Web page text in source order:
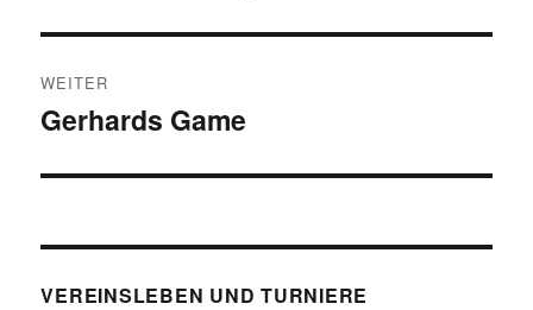
WEITER
Nächster
Gerhards Game
VEREINSLEBEN UND TURNIERE